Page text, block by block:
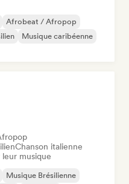
Afrobeat / Afropop
Musique caribéenne
Chanson italienne
musique
Musique Brésilienne